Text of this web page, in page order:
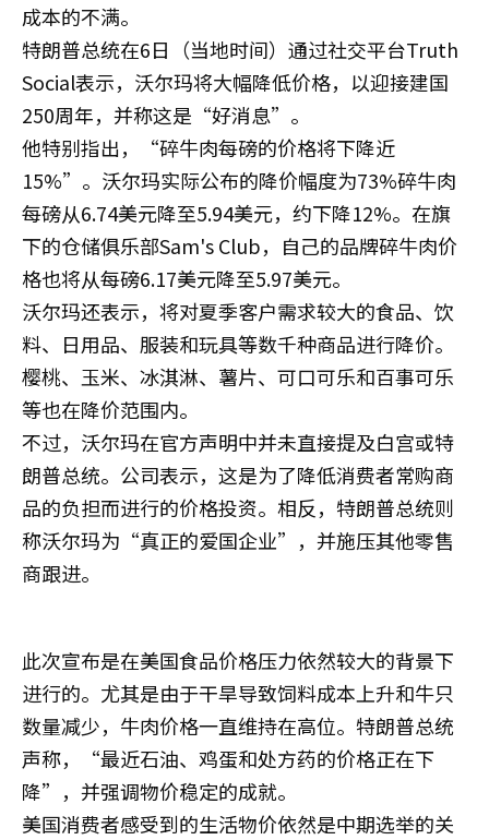
成本的不满。
特朗普总统在6日（当地时间）通过社交平台Truth
Social表示，沃尔玛将大幅降低价格，以迎接建国
250周年，并称这是“好消息”。
他特别指出，“碎牛肉每磅的价格将下降近
15%”。沃尔玛实际公布的降价幅度为73%碎牛肉
每磅从6.74美元降至5.94美元，约下降12%。在旗
下的仓储俱乐部Sam's Club，自己的品牌碎牛肉价
格也将从每磅6.17美元降至5.97美元。
沃尔玛还表示，将对夏季客户需求较大的食品、饮
料、日用品、服装和玩具等数千种商品进行降价。
樱桃、玉米、冰淇淋、薯片、可口可乐和百事可乐
等也在降价范围内。
不过，沃尔玛在官方声明中并未直接提及白宫或特
朗普总统。公司表示，这是为了降低消费者常购商
品的负担而进行的价格投资。相反，特朗普总统则
称沃尔玛为“真正的爱国企业”，并施压其他零售
商跟进。
此次宣布是在美国食品价格压力依然较大的背景下
进行的。尤其是由于干旱导致饲料成本上升和牛只
数量减少，牛肉价格一直维持在高位。特朗普总统
声称，“最近石油、鸡蛋和处方药的价格正在下
降”，并强调物价稳定的成就。
美国消费者感受到的生活物价依然是中期选举的关